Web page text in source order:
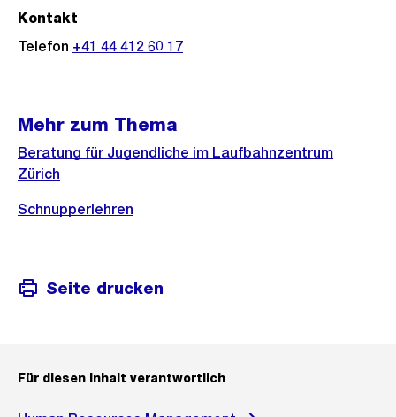
Kontakt
Telefon +41 44 412 60 17
Mehr zum Thema
Beratung für Jugendliche im Laufbahnzentrum
Zürich
Schnupperlehren
Seite drucken
Für diesen Inhalt verantwortlich